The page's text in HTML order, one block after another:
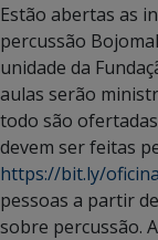
Estão abertas as
percussão
unidade da
aulas serão
todo são
devem ser feitas
https://bit.ly/
pessoas a partir
sobre percussão.